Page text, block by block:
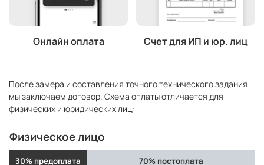
Онлайн оплата Счет для ИП и юр. лиц
После замера и составления точного технического задания
мы заключаем договор. Схема оплаты отличается для
физических и юридических лиц:
Физическое лицо
30% предоплата 70% постоплата